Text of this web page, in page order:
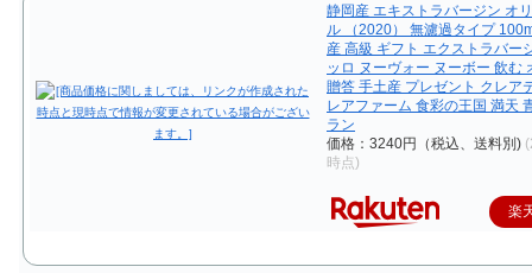
静岡産 エキストラバージン オ
ル （2020） 無濾過タイプ
産 高級 ギフト エクストラバー
ッロ ヌーヴォー ヌーボー 飲む
贈答 手土産 プレゼント クレア
レアファーム 食彩の王国 満天
ラン
価格：3240円（税込、送料別)
時点)
楽